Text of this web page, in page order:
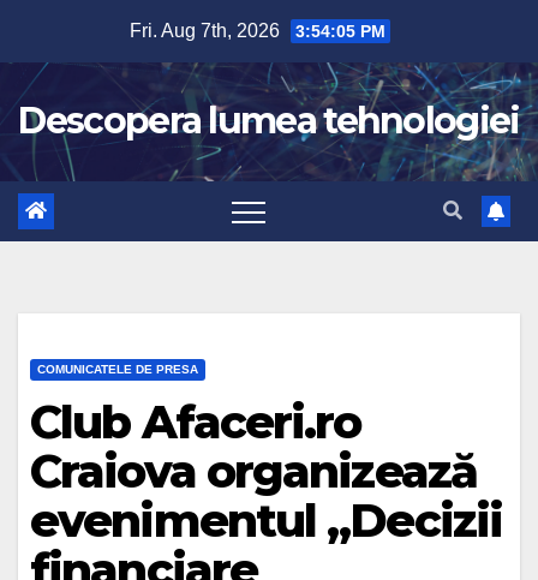
content
Fri. Aug 7th, 2026 3:54:06 PM
Descopera lumea tehnologiei
COMUNICATELE DE PRESA
Club Afaceri.ro
Craiova organizează
evenimentul „Decizii